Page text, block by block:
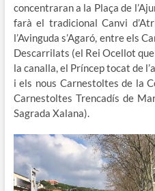
concentraran a la Plaça de
farà el tradicional Canvi
l’Avinguda s’Agaró, entre els
Descarrilats (el Rei Ocellot
la canalla, el Príncep tocat de
i els nous Carnestoltes de la
Carnestoltes Trencadís de
Sagrada Xalana).